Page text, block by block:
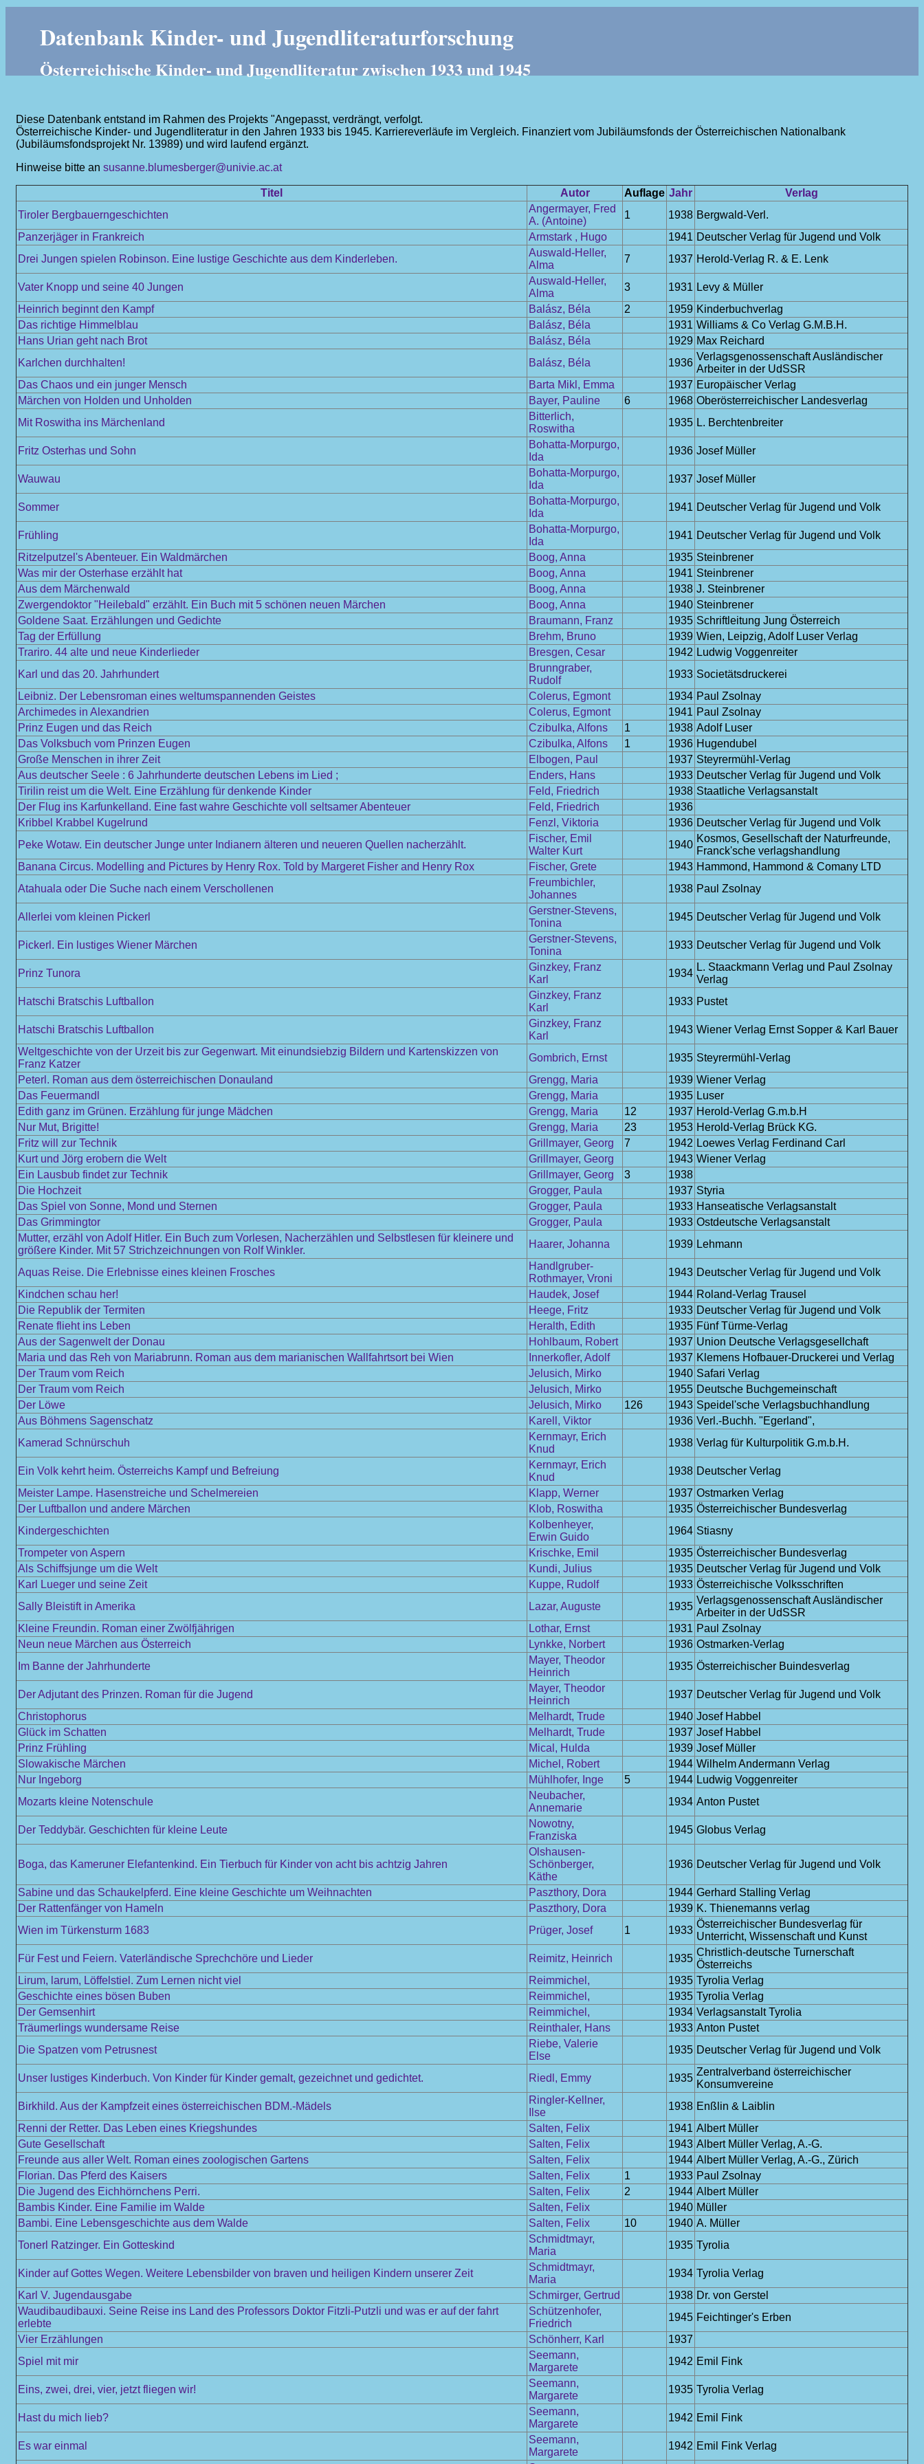
Datenbank Kinder- und Jugendliteraturforschung
Österreichische Kinder- und Jugendliteratur zwischen 1933 und 1945
Diese Datenbank entstand im Rahmen des Projekts "Angepasst, verdrängt, verfolgt.
Österreichische Kinder- und Jugendliteratur in den Jahren 1933 bis 1945. Karriereverläufe im Vergleich. Finanziert vom Jubiläumsfonds der Österreichischen Nationalbank
(Jubiläumsfondsprojekt Nr. 13989) und wird laufend ergänzt.
Hinweise bitte an susanne.blumesberger@univie.ac.at
Titel Autor Auflage Jahr
Verlag
Tiroler Bergbauerngeschichten
Angermayer, Fred
A. (Antoine)
1 1938 Bergwald-Verl.
Panzerjäger in Frankreich
Armstark , Hugo 1941 Deutscher Verlag für Jugend und Volk
Drei Jungen spielen Robinson. Eine lustige Geschichte aus dem Kinderleben.
Auswald-Heller,
Alma
7 1937 Herold-Verlag R. & E. Lenk
Vater Knopp und seine 40 Jungen
Auswald-Heller,
Alma
3 1931 Levy & Müller
Heinrich beginnt den Kampf
Balász, Béla 2 1959 Kinderbuchverlag
Das richtige Himmelblau
Balász, Béla 1931 Williams & Co Verlag G.M.B.H.
Hans Urian geht nach Brot
Balász, Béla 1929 Max Reichard
Karlchen durchhalten!
Balász, Béla 1936
Verlagsgenossenschaft Ausländischer
Arbeiter in der UdSSR
Das Chaos und ein junger Mensch
Barta Mikl, Emma 1937 Europäischer Verlag
Märchen von Holden und Unholden
Bayer, Pauline 6 1968 Oberösterreichischer Landesverlag
Mit Roswitha ins Märchenland
Bitterlich,
Roswitha
1935 L. Berchtenbreiter
Fritz Osterhas und Sohn
Bohatta-Morpurgo,
Ida
1936 Josef Müller
Wauwau
Bohatta-Morpurgo,
Ida
1937 Josef Müller
Sommer
Bohatta-Morpurgo,
Ida
1941 Deutscher Verlag für Jugend und Volk
Frühling
Bohatta-Morpurgo,
Ida
1941 Deutscher Verlag für Jugend und Volk
Ritzelputzel's Abenteuer. Ein Waldmärchen
Boog, Anna 1935 Steinbrener
Was mir der Osterhase erzählt hat
Boog, Anna 1941 Steinbrener
Aus dem Märchenwald
Boog, Anna 1938 J. Steinbrener
Zwergendoktor "Heilebald" erzählt. Ein Buch mit 5 schönen neuen Märchen
Boog, Anna 1940 Steinbrener
Goldene Saat. Erzählungen und Gedichte
Braumann, Franz 1935 Schriftleitung Jung Österreich
Tag der Erfüllung
Brehm, Bruno 1939 Wien, Leipzig, Adolf Luser Verlag
Trariro. 44 alte und neue Kinderlieder
Bresgen, Cesar 1942 Ludwig Voggenreiter
Karl und das 20. Jahrhundert
Brunngraber,
Rudolf
1933 Societätsdruckerei
Leibniz. Der Lebensroman eines weltumspannenden Geistes
Colerus, Egmont 1934 Paul Zsolnay
Archimedes in Alexandrien
Colerus, Egmont 1941 Paul Zsolnay
Prinz Eugen und das Reich
Czibulka, Alfons 1 1938 Adolf Luser
Das Volksbuch vom Prinzen Eugen
Czibulka, Alfons 1 1936 Hugendubel
Große Menschen in ihrer Zeit
Elbogen, Paul 1937 Steyrermühl-Verlag
Aus deutscher Seele : 6 Jahrhunderte deutschen Lebens im Lied ;
Enders, Hans 1933 Deutscher Verlag für Jugend und Volk
Tirilin reist um die Welt. Eine Erzählung für denkende Kinder
Feld, Friedrich 1938 Staatliche Verlagsanstalt
Der Flug ins Karfunkelland. Eine fast wahre Geschichte voll seltsamer Abenteuer
Feld, Friedrich
1936
Kribbel Krabbel Kugelrund
Fenzl, Viktoria 1936 Deutscher Verlag für Jugend und Volk
Peke Wotaw. Ein deutscher Junge unter Indianern älteren und neueren Quellen nacherzählt.
Fischer, Emil
Walter Kurt
1940
Kosmos, Gesellschaft der Naturfreunde,
Franck'sche verlagshandlung
Banana Circus. Modelling and Pictures by Henry Rox. Told by Margeret Fisher and Henry Rox
Fischer, Grete 1943 Hammond, Hammond & Comany LTD
Atahuala oder Die Suche nach einem Verschollenen
Freumbichler,
Johannes
1938 Paul Zsolnay
Allerlei vom kleinen Pickerl
Gerstner-Stevens,
Tonina
1945 Deutscher Verlag für Jugend und Volk
Pickerl. Ein lustiges Wiener Märchen
Gerstner-Stevens,
Tonina
1933 Deutscher Verlag für Jugend und Volk
Prinz Tunora
Ginzkey, Franz
Karl
1934
L. Staackmann Verlag und Paul Zsolnay
Verlag
Hatschi Bratschis Luftballon
Ginzkey, Franz
Karl
1933 Pustet
Hatschi Bratschis Luftballon
Ginzkey, Franz
Karl
1943 Wiener Verlag Ernst Sopper & Karl Bauer
Weltgeschichte von der Urzeit bis zur Gegenwart. Mit einundsiebzig Bildern und Kartenskizzen von
Franz Katzer
Gombrich, Ernst 1935 Steyrermühl-Verlag
Peterl. Roman aus dem österreichischen Donauland
Grengg, Maria 1939 Wiener Verlag
Das Feuermandl
Grengg, Maria 1935 Luser
Edith ganz im Grünen. Erzählung für junge Mädchen
Grengg, Maria 12 1937 Herold-Verlag G.m.b.H
Nur Mut, Brigitte!
Grengg, Maria 23 1953 Herold-Verlag Brück KG.
Fritz will zur Technik
Grillmayer, Georg 7 1942 Loewes Verlag Ferdinand Carl
Kurt und Jörg erobern die Welt
Grillmayer, Georg 1943 Wiener Verlag
Ein Lausbub findet zur Technik
Grillmayer, Georg 3
1938
Die Hochzeit
Grogger, Paula 1937 Styria
Das Spiel von Sonne, Mond und Sternen
Grogger, Paula 1933 Hanseatische Verlagsanstalt
Das Grimmingtor
Grogger, Paula 1933 Ostdeutsche Verlagsanstalt
Mutter, erzähl von Adolf Hitler. Ein Buch zum Vorlesen, Nacherzählen und Selbstlesen für kleinere und
größere Kinder. Mit 57 Strichzeichnungen von Rolf Winkler.
Haarer, Johanna 1939 Lehmann
Aquas Reise. Die Erlebnisse eines kleinen Frosches
Handlgruber-
Rothmayer, Vroni
1943 Deutscher Verlag für Jugend und Volk
Kindchen schau her!
Haudek, Josef 1944 Roland-Verlag Trausel
Die Republik der Termiten
Heege, Fritz 1933 Deutscher Verlag für Jugend und Volk
Renate flieht ins Leben
Heralth, Edith 1935 Fünf Türme-Verlag
Aus der Sagenwelt der Donau
Hohlbaum, Robert 1937 Union Deutsche Verlagsgesellchaft
Maria und das Reh von Mariabrunn. Roman aus dem marianischen Wallfahrtsort bei Wien
Innerkofler, Adolf 1937 Klemens Hofbauer-Druckerei und Verlag
Der Traum vom Reich
Jelusich, Mirko 1940 Safari Verlag
Der Traum vom Reich
Jelusich, Mirko 1955 Deutsche Buchgemeinschaft
Der Löwe
Jelusich, Mirko 126 1943 Speidel'sche Verlagsbuchhandlung
Aus Böhmens Sagenschatz
Karell, Viktor 1936 Verl.-Buchh. "Egerland",
Kamerad Schnürschuh
Kernmayr, Erich
Knud
1938 Verlag für Kulturpolitik G.m.b.H.
Ein Volk kehrt heim. Österreichs Kampf und Befreiung
Kernmayr, Erich
Knud
1938 Deutscher Verlag
Meister Lampe. Hasenstreiche und Schelmereien
Klapp, Werner 1937 Ostmarken Verlag
Der Luftballon und andere Märchen
Klob, Roswitha 1935 Österreichischer Bundesverlag
Kindergeschichten
Kolbenheyer,
Erwin Guido
1964 Stiasny
Trompeter von Aspern
Krischke, Emil 1935 Österreichischer Bundesverlag
Als Schiffsjunge um die Welt
Kundi, Julius 1935 Deutscher Verlag für Jugend und Volk
Karl Lueger und seine Zeit
Kuppe, Rudolf 1933 Österreichische Volksschriften
Sally Bleistift in Amerika
Lazar, Auguste 1935
Verlagsgenossenschaft Ausländischer
Arbeiter in der UdSSR
Kleine Freundin. Roman einer Zwölfjährigen
Lothar, Ernst 1931 Paul Zsolnay
Neun neue Märchen aus Österreich
Lynkke, Norbert 1936 Ostmarken-Verlag
Im Banne der Jahrhunderte
Mayer, Theodor
Heinrich
1935 Österreichischer Buindesverlag
Der Adjutant des Prinzen. Roman für die Jugend
Mayer, Theodor
Heinrich
1937 Deutscher Verlag für Jugend und Volk
Christophorus
Melhardt, Trude 1940 Josef Habbel
Glück im Schatten
Melhardt, Trude 1937 Josef Habbel
Prinz Frühling
Mical, Hulda 1939 Josef Müller
Slowakische Märchen
Michel, Robert 1944 Wilhelm Andermann Verlag
Nur Ingeborg
Mühlhofer, Inge 5 1944 Ludwig Voggenreiter
Mozarts kleine Notenschule
Neubacher,
Annemarie
1934 Anton Pustet
Der Teddybär. Geschichten für kleine Leute
Nowotny,
Franziska
1945 Globus Verlag
Boga, das Kameruner Elefantenkind. Ein Tierbuch für Kinder von acht bis achtzig Jahren
Olshausen-
Schönberger,
Käthe
1936 Deutscher Verlag für Jugend und Volk
Sabine und das Schaukelpferd. Eine kleine Geschichte um Weihnachten Paszthory, Dora 1944 Gerhard Stalling Verlag
Der Rattenfänger von Hameln
Paszthory, Dora 1939 K. Thienemanns verlag
Wien im Türkensturm 1683
Prüger, Josef 1 1933
Österreichischer Bundesverlag für
Unterricht, Wissenschaft und Kunst
Für Fest und Feiern. Vaterländische Sprechchöre und Lieder
Reimitz, Heinrich 1935
Christlich-deutsche Turnerschaft
Österreichs
Lirum, larum, Löffelstiel. Zum Lernen nicht viel
Reimmichel, 1935 Tyrolia Verlag
Geschichte eines bösen Buben
Reimmichel, 1935 Tyrolia Verlag
Der Gemsenhirt
Reimmichel, 1934 Verlagsanstalt Tyrolia
Träumerlings wundersame Reise
Reinthaler, Hans 1933 Anton Pustet
Die Spatzen vom Petrusnest
Riebe, Valerie
Else
1935 Deutscher Verlag für Jugend und Volk
Unser lustiges Kinderbuch. Von Kinder für Kinder gemalt, gezeichnet und gedichtet. Riedl, Emmy 1935
Zentralverband österreichischer
Konsumvereine
Birkhild. Aus der Kampfzeit eines österreichischen BDM.-Mädels
Ringler-Kellner,
Ilse
1938 Enßlin & Laiblin
Renni der Retter. Das Leben eines Kriegshundes
Salten, Felix 1941 Albert Müller
Gute Gesellschaft
Salten, Felix 1943 Albert Müller Verlag, A.-G.
Freunde aus aller Welt. Roman eines zoologischen Gartens
Salten, Felix 1944 Albert Müller Verlag, A.-G., Zürich
Florian. Das Pferd des Kaisers
Salten, Felix 1 1933 Paul Zsolnay
Die Jugend des Eichhörnchens Perri.
Salten, Felix 2 1944 Albert Müller
Bambis Kinder. Eine Familie im Walde
Salten, Felix 1940 Müller
Bambi. Eine Lebensgeschichte aus dem Walde
Salten, Felix 10 1940 A. Müller
Tonerl Ratzinger. Ein Gotteskind
Schmidtmayr,
Maria
1935 Tyrolia
Kinder auf Gottes Wegen. Weitere Lebensbilder von braven und heiligen Kindern unserer Zeit
Schmidtmayr,
Maria
1934 Tyrolia Verlag
Karl V. Jugendausgabe
Schmirger, Gertrud 1938 Dr. von Gerstel
Waudibaudibauxi. Seine Reise ins Land des Professors Doktor Fitzli-Putzli und was er auf der fahrt
erlebte
Schützenhofer,
Friedrich
1945 Feichtinger's Erben
Vier Erzählungen
Schönherr, Karl
1937
Spiel mit mir
Seemann,
Margarete
1942 Emil Fink
Eins, zwei, drei, vier, jetzt fliegen wir!
Seemann,
Margarete
1935 Tyrolia Verlag
Hast du mich lieb?
Seemann,
Margarete
1942 Emil Fink
Es war einmal
Seemann,
Margarete
1942 Emil Fink Verlag